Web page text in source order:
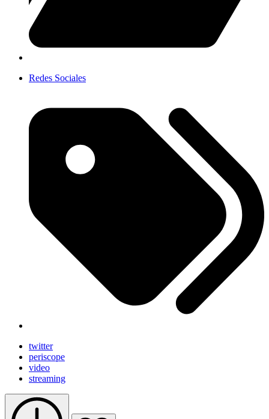
Redes Sociales
twitter
periscope
video
streaming